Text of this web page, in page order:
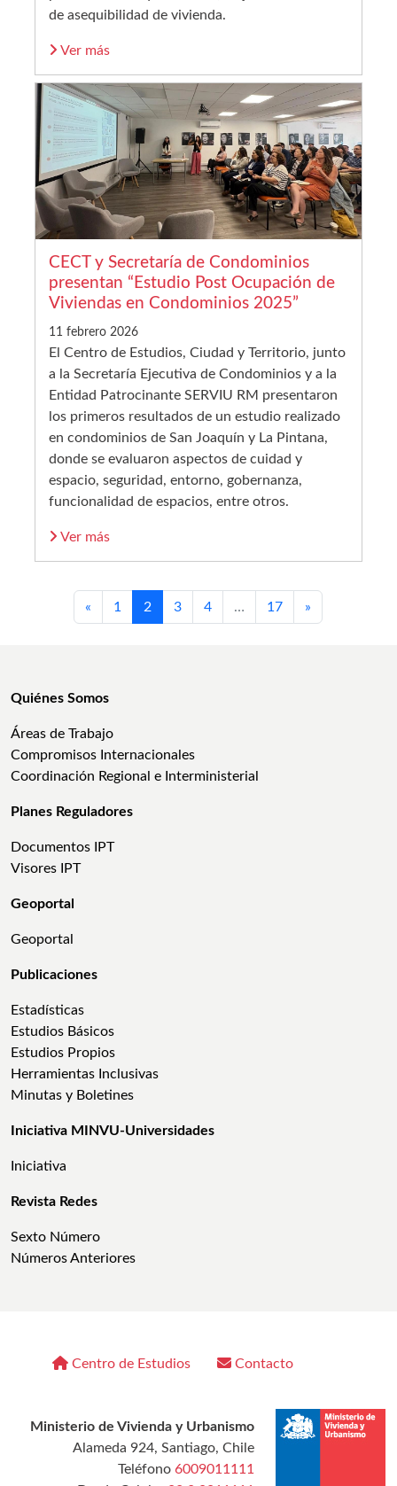
de asequibilidad de vivienda.
Ver más
CECT y Secretaría de Condominios
presentan “Estudio Post Ocupación de
Viviendas en Condominios 2025”
11 febrero 2026
El Centro de Estudios, Ciudad y Territorio, junto
a la Secretaría Ejecutiva de Condominios y a la
Entidad Patrocinante SERVIU RM presentaron
los primeros resultados de un estudio realizado
en condominios de San Joaquín y La Pintana,
donde se evaluaron aspectos de cuidad y
espacio, seguridad, entorno, gobernanza,
funcionalidad de espacios, entre otros.
Ver más
« 1 2 3 4 … 17 »
Quiénes Somos
Áreas de Trabajo
Compromisos Internacionales
Coordinación Regional e Interministerial
Planes Reguladores
Documentos IPT
Visores IPT
Geoportal
Geoportal
Publicaciones
Estadísticas
Estudios Básicos
Estudios Propios
Herramientas Inclusivas
Minutas y Boletines
Iniciativa MINVU-Universidades
Iniciativa
Revista Redes
Sexto Número
Números Anteriores
Centro de Estudios Contacto
Ministerio de Vivienda y Urbanismo
Alameda 924, Santiago, Chile
Teléfono 6009011111